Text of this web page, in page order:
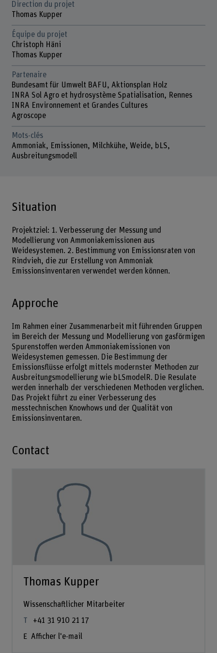
Direction du projet
Thomas Kupper
Équipe du projet
Christoph Häni
Thomas Kupper
Partenaire
Bundesamt für Umwelt BAFU, Aktionsplan Holz
INRA Sol Agro et hydrosystème Spatialisation, Rennes
INRA Environnement et Grandes Cultures
Agroscope
Mots-clés
Ammoniak, Emissionen, Milchkühe, Weide, bLS,
Ausbreitungsmodell
Situation
Projektziel: 1. Verbesserung der Messung und
Modellierung von Ammoniakemissionen aus
Weidesystemen. 2. Bestimmung von Emissionsraten von
Rindvieh, die zur Erstellung von Ammoniak
Emissionsinventaren verwendet werden können.
Approche
Im Rahmen einer Zusammenarbeit mit führenden Gruppen
im Bereich der Messung und Modellierung von gasförmigen
Spurenstoffen werden Ammoniakemissionen von
Weidesystemen gemessen. Die Bestimmung der
Emissionsflüsse erfolgt mittels modernster Methoden zur
Ausbreitungsmodellierung wie bLSmodelR. Die Resulate
werden innerhalb der verschiedenen Methoden verglichen.
Das Projekt führt zu einer Verbesserung des
messtechnischen Knowhows und der Qualität von
Emissionsinventaren.
Contact
Thomas Kupper
Wissenschaftlicher Mitarbeiter
+41 31 910 21 17
Afficher l'e-mail